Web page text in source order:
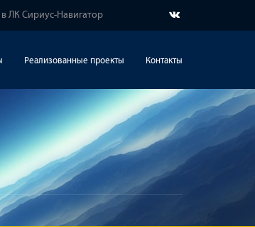
в ЛК Сириус-Навигатор
Реализованные проекты Контакты